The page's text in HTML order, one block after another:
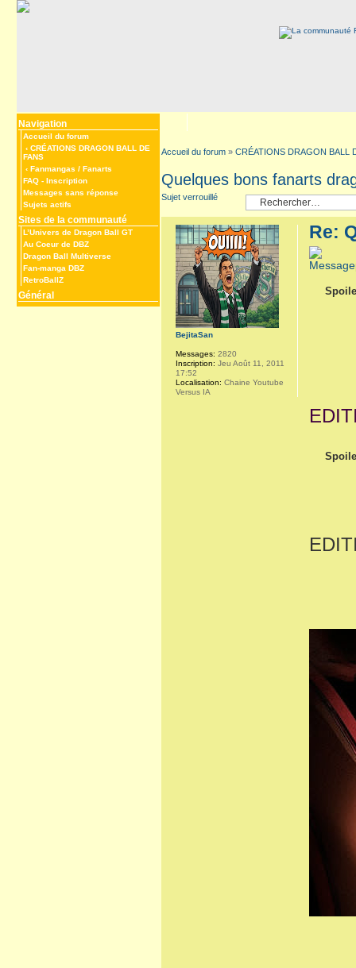
Navigation
Accueil du forum
‹ CRÉATIONS DRAGON BALL DE
FANS
‹ Fanmangas / Fanarts
FAQ - Inscription
Messages sans réponse
Sujets actifs
Sites de la communauté
L’Univers de Dragon Ball GT
Au Coeur de DBZ
Dragon Ball Multiverse
Fan-manga DBZ
RetroBallZ
Général
Accueil du forum » CRÉATIONS DRAGON BALL
Quelques bons fanarts
Sujet verrouillé
Re:
BejitaSan
Messages: 2820
Inscription: Jeu Août 11, 2011
17:52
Localisation: Chaine Youtube
Versus IA